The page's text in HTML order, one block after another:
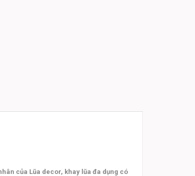
của Lũa decor, khay lũa đa dụng có